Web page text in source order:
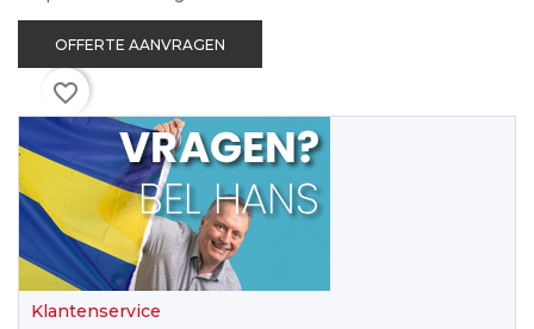
OFFERTE AANVRAGEN
favorite_border
Klantenservice